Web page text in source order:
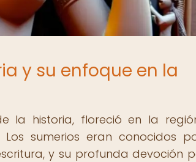
y su enfoque en la
la historia, floreció en la
sumerios eran conocidos
y su profunda devoción